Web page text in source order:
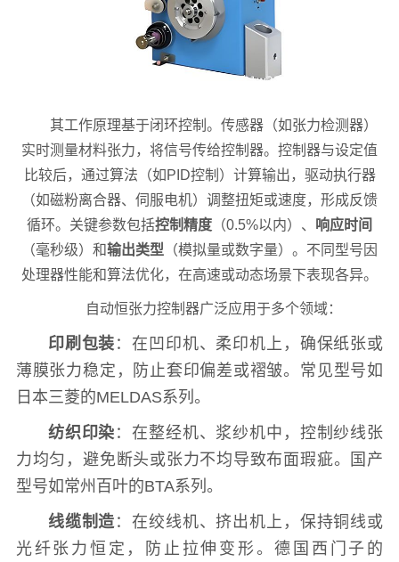
其工作原理基于闭环控制。传感器（如张力检测器）
实时测量材料张力，将信号传给控制器。控制器与设定值
比较后，通过算法（如PID控制）计算输出，驱动执行器
（如磁粉离合器、伺服电机）调整扭矩或速度，形成反馈
循环。关键参数包括控制精度 （0.5%以内）、
响应时间
（毫秒级）和输出类型 （模拟量或数字量）。不同型号因
处理器性能和算法优化，在高速或动态场景下表现各异。
自动恒张力控制器广泛应用于多个领域：
印刷包装 ：在凹印机、柔印机上，确保纸张或
薄膜张力稳定，防止套印偏差或褶皱。常见型号如
日本三菱的MELDAS系列。
纺织印染 ：在整经机、浆纱机中，控制纱线张
力均匀，避免断头或张力不均导致布面瑕疵。国产
型号如常州百叶的BTA系列。
线缆制造：在绞线机、挤出机上，保持铜线或
光纤张力恒定，防止拉伸变形。德国西门子的